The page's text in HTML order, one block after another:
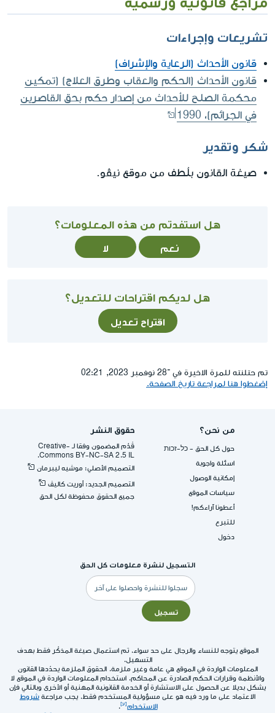
تشريعات وإجراءات
قانون الأحداث (الرعاية والإشراف)
قانون الأحداث (الحكم والعقاب وطرق العلاج) (تمكين
محكمة الصلح للأحداث من إصدار حكم بحق القاصرين
في الجرائم)، 1990
شكر وتقدير
صيغة القانون بلُطف من موقع نيڤو.
هل استفدتم من هذه المعلومات؟
نعم لا
هل لديكم اقتراحات للتعديل؟
اقتراح تعديل
تم حتلنته للمرة الاخيرة في ־28 نوفمبر 2023, 02:21
إضغطوا هنا لمراجعة تاريخ الصفحة.
من نحن؟
حول كل الحق - כל-זכות
اسئلة واجوبة
إمكانية الوصول
سياسات الموقع
أعطونا آراءكم!
للتبرع
دخول
حقوق النشر
قُدِّم المضمون وفقا لـ -Creative
Commons BY-NC-SA 2.5 IL.
التصميم الأصلي: موشيه ليبرمان
التصميم الجديد: أوريت كاليڤ
جميع الحقوق محفوظة لكل الحق
التسجيل لنشرة معلومات كل الحق
البريد
الإلكتروني
تسجيل
الموقع يتوجه للنساء والرجال على حد سواء. تم استعمال صيغة المذكّر فقط بهدف
التسهيل.
المعلومات الواردة في الموقع هي عامة وغير ملزمة. الحقوق الملزمة يحدّدها القانون
والأنظمة وقرارات الحكم الصادرة عن المحاكم. استخدام المعلومات الواردة في الموقع لا
يشكل بديلا عن الحصول على الاستشارة أو الخدمة القانونية المهنية أو الأخرى وبالتالي فإن
الاعتماد على ما ورد فيه هو على مسؤولية المستخدم فقط. يجب مراجعة شروط
الاستخدام
.